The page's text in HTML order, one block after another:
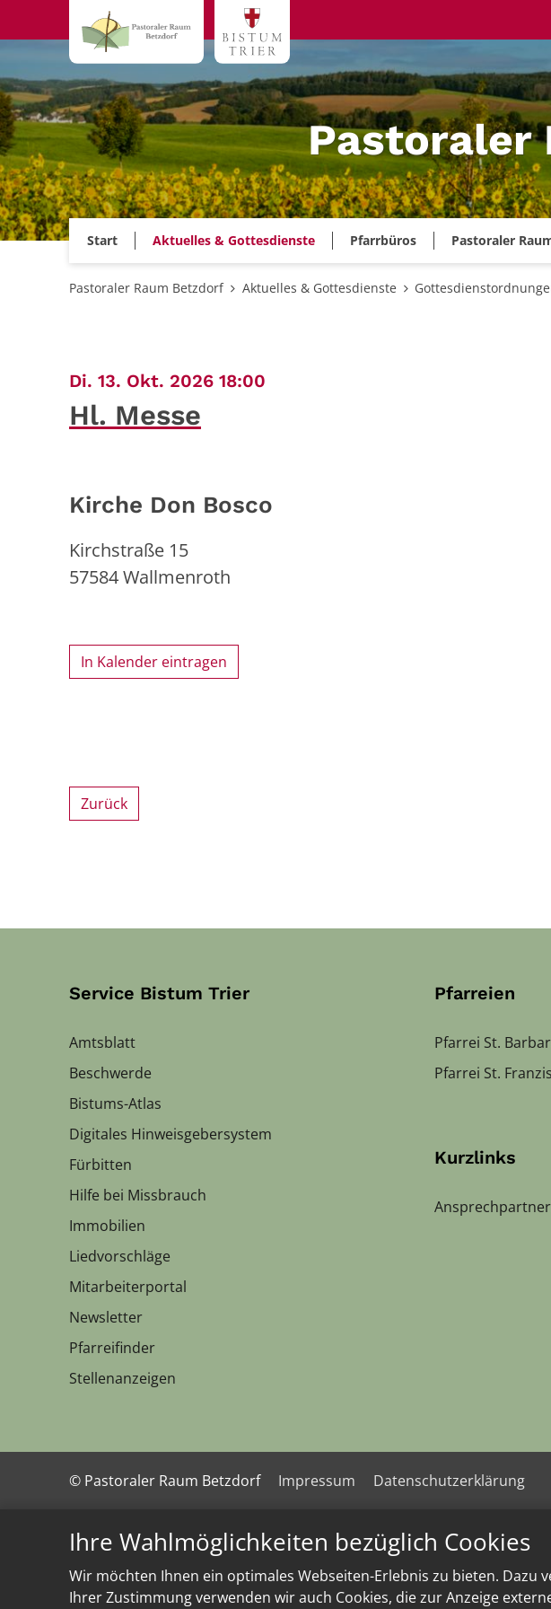
Ihre Wahlmöglichkeiten bezüglich Cookies
Wir möchten Ihnen ein optimales Webseiten-Erlebnis zu bieten.
Ihrer Zustimmung verwenden wir auch Cookies, die zur Anzeige
Zum Inhalt springen
Pastoraler
Start Aktuelles & Gottesdienste Pfarrbüros Pastoraler
Pastoraler Raum Betzdorf Aktuelles & Gottesdienste
Di. 13. Okt. 2026 18:00
Hl. Messe
Kirche Don Bosco
Kirchstraße 15
57584Wallmenroth
In Kalender eintragen
Zurück
Service Bistum Trier
Amtsblatt
Beschwerde
Bistums-Atlas
Digitales Hinweisgebersystem
Fürbitten
Hilfe bei Missbrauch
Immobilien
Liedvorschläge
Mitarbeiterportal
Newsletter
Pfarreifinder
Stellenanzeigen
Pfarreien
Pfarrei St.
Pfarrei St.
Kurzlinks
© Pastoraler Raum Betzdorf Impressum Datenschutzerklärung